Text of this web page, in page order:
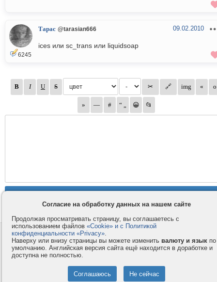
6245
Тарас @tarasian666 09.02.2010
ices или sc_trans или liquidsoap
Контакты
Компания
Правила и условия
Услуги
Согласие на обработку данных на нашем сайте
Продолжая просматривать страницу, вы соглашаетесь с
использованием файлов «Cookie» и с Политикой
конфиденциальности «Privacy».
Наверху или внизу страницы вы можете изменить валюту и язык по
умолчанию. Английская версия сайта ещё находится в доработке и
доступна не полностью.